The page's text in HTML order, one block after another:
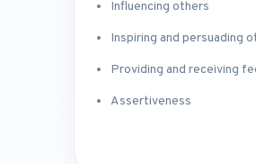
Influencing others
Inspiring and persuading
Providing and receiving
Assertiveness